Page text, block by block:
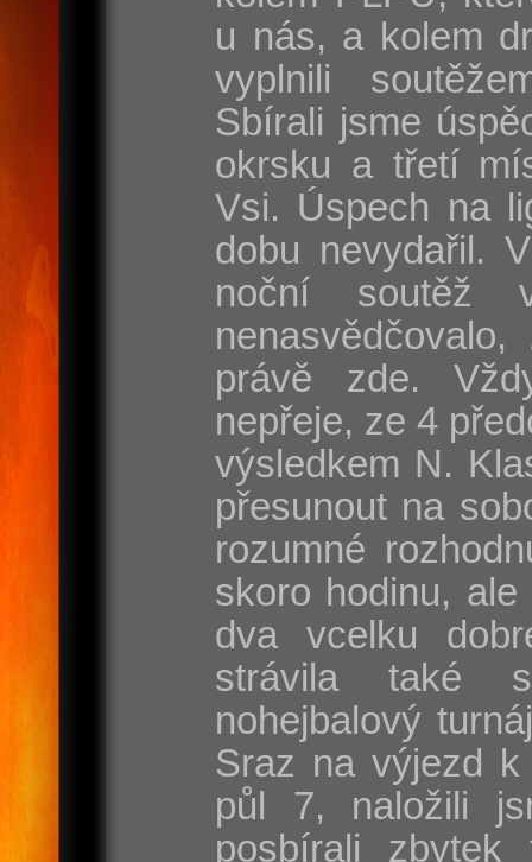
u nás, a kolem
vyplnili
Sbírali jsme
okrsku a třetí
Vsi. Úspech na
dobu nevydařil.
noční soutěž
právě zde.
nepřeje, ze 4
výsledkem N.
přesunout na
rozumné
skoro hodinu,
dva vcelku
strávila také
nohejbalový
Sraz na výjezd
půl 7, naložili
posbírali